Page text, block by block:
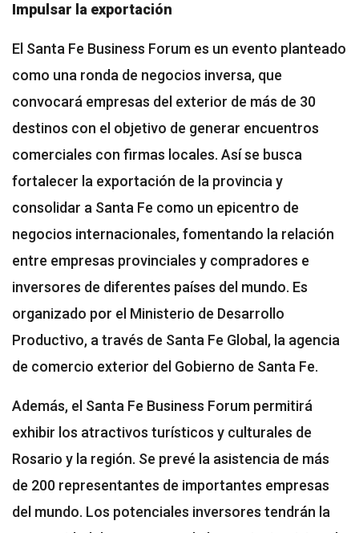
Impulsar la exportación
El Santa Fe Business Forum es un evento planteado
como una ronda de negocios inversa, que
convocará empresas del exterior de más de 30
destinos con el objetivo de generar encuentros
comerciales con firmas locales. Así se busca
fortalecer la exportación de la provincia y
consolidar a Santa Fe como un epicentro de
negocios internacionales, fomentando la relación
entre empresas provinciales y compradores e
inversores de diferentes países del mundo. Es
organizado por el Ministerio de Desarrollo
Productivo, a través de Santa Fe Global, la agencia
de comercio exterior del Gobierno de Santa Fe.
Además, el Santa Fe Business Forum permitirá
exhibir los atractivos turísticos y culturales de
Rosario y la región. Se prevé la asistencia de más
de 200 representantes de importantes empresas
del mundo. Los potenciales inversores tendrán la